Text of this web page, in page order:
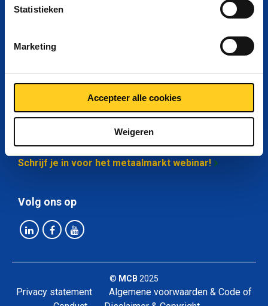
Statistieken
Marketing
Accepteer alle cookies
Weigeren
Over MCB
Schrijf je in voor het metaalmarkt webinar!
Volg ons op
© MCB 2025
Privacy statement
Algemene voorwaarden & Code of